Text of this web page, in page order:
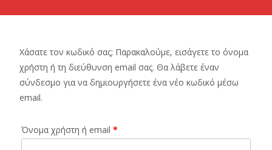
Χάσατε τον κωδικό σας; Παρακαλούμε, εισάγετε το όνομα
χρήστη ή τη διεύθυνση email σας. Θα λάβετε έναν
σύνδεσμο για να δημιουργήσετε ένα νέο κωδικό μέσω
email.
Όνομα χρήστη ή email *